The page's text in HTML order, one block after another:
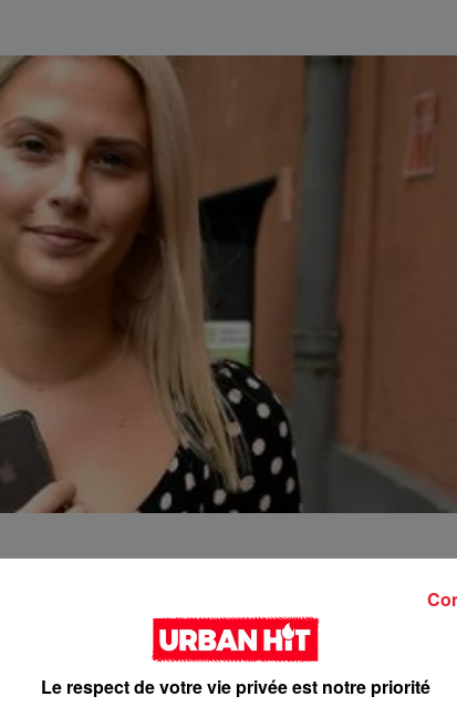
situation, Kelly Vedovelli peut en témoigner !
Le respect de votre vie privée est notre priorité